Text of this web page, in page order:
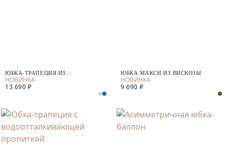
ЮБКА-ТРАПЕЦИЯ ИЗ
КОСТЮМНОЙ ТКАНИ
13 690 ₽
ЮБКА МАКСИ ИЗ ВИСКОЗЫ
9 690 ₽